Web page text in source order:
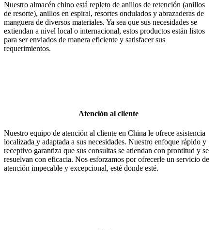
Nuestro almacén chino está repleto de anillos de retención (anillos
de resorte), anillos en espiral, resortes ondulados y abrazaderas de
manguera de diversos materiales. Ya sea que sus necesidades se
extiendan a nivel local o internacional, estos productos están listos
para ser enviados de manera eficiente y satisfacer sus
requerimientos.
Atención al cliente
Nuestro equipo de atención al cliente en China le ofrece asistencia
localizada y adaptada a sus necesidades. Nuestro enfoque rápido y
receptivo garantiza que sus consultas se atiendan con prontitud y se
resuelvan con eficacia. Nos esforzamos por ofrecerle un servicio de
atención impecable y excepcional, esté donde esté.